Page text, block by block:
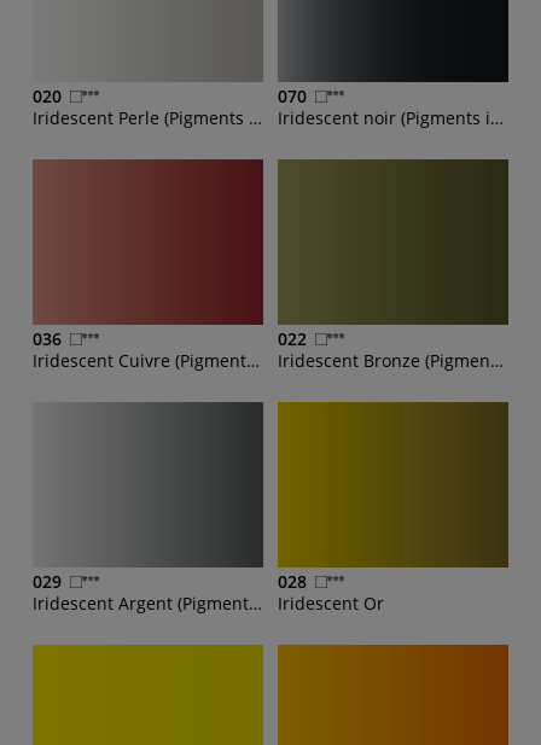
020
Iridescent Perle (Pigments iridescents)
070
Iridescent noir (Pigments iridescents, PBk7)
036
Iridescent Cuivre (Pigments iridescents)
022
Iridescent Bronze (Pigments iridescents, PBk7)
029
Iridescent Argent (Pigments iridescents, PBk7)
028
Iridescent Or